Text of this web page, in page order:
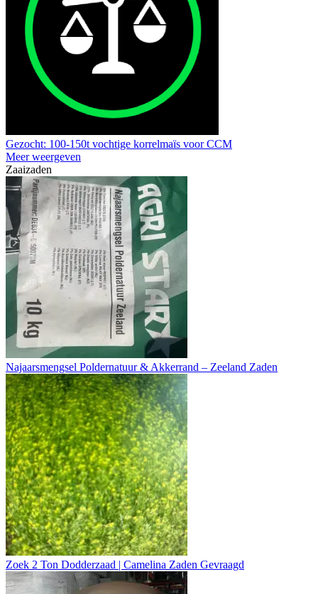
Gezocht: 100-150t vochtige korrelmaïs voor CCM
Meer weergeven
Zaaizaden
Najaarsmengsel Poldernatuur & Akkerrand – Zeeland Zaden
Zoek 2 Ton Dodderzaad | Camelina Zaden Gevraagd